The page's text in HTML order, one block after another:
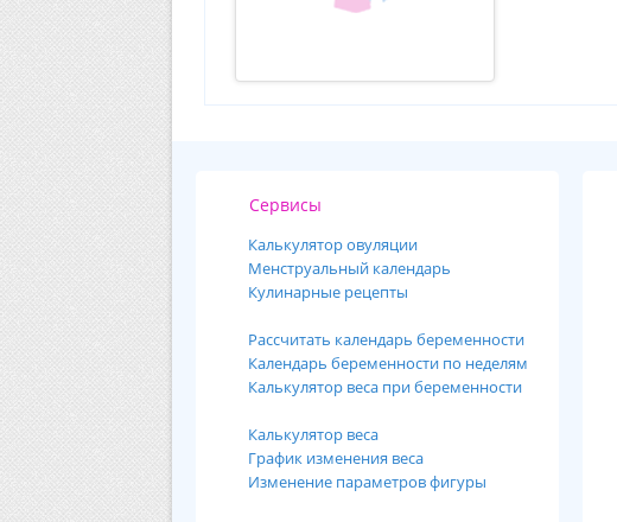
Сервисы
Калькулятор овуляции
Менструальный календарь
Кулинарные рецепты
Рассчитать календарь беременности
Календарь беременности по неделям
Калькулятор веса при беременности
Калькулятор веса
График изменения веса
Изменение параметров фигуры